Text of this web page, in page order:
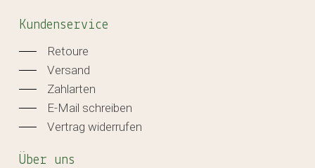
Kundenservice
Retoure
Versand
Zahlarten
E-Mail schreiben
Vertrag widerrufen
Über uns